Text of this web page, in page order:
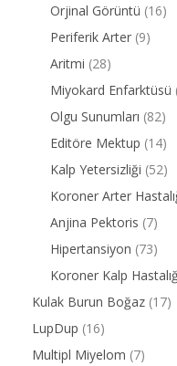
Orjinal Görüntü (16)
Periferik Arter (9)
Aritmi (28)
Miyokard Enfarktüsü
Olgu Sunumları (82)
Editöre Mektup (14)
Kalp Yetersizliği (52)
Koroner Arter
Anjina Pektoris (7)
Hipertansiyon (73)
Koroner Kalp
Kulak Burun Boğaz (17)
LupDup (16)
Multipl Miyelom (7)